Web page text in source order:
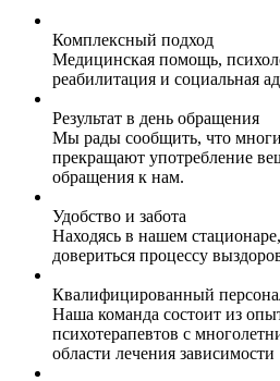
Комплексный подход
Медицинская помощь,
реабилитация и социальная
Результат в день обращения
Мы рады сообщить, что
прекращают употребление
обращения к нам.
Удобство и забота
Находясь в нашем
довериться процессу
Квалифицированный
Наша команда состоит из
психотерапевтов с
области лечения зависимости